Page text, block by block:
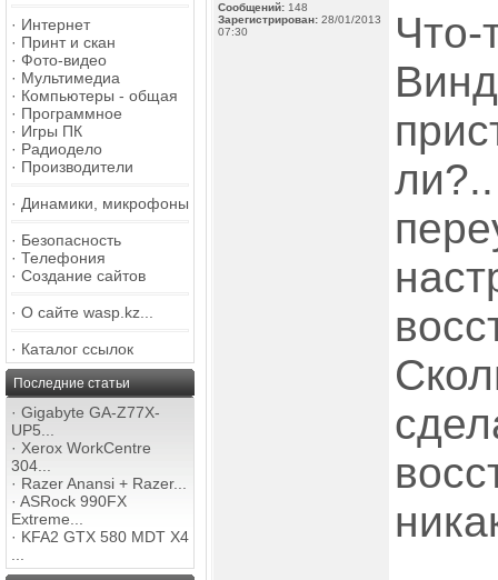
· Интернет
· Принт и скан
· Фото-видео
· Мультимедиа
· Компьютеры - общая
· Программное
· Игры ПК
· Радиодело
· Производители
· Динамики, микрофоны
· Безопасность
· Телефония
· Создание сайтов
· О сайте wasp.kz...
· Каталог ссылок
Последние статьи
· Gigabyte GA-Z77X-
UP5...
· Xerox WorkCentre
304...
· Razer Anansi + Razer...
· ASRock 990FX
Extreme...
· KFA2 GTX 580 MDT X4
Сообщений: 148
Зарегистрирован: 28/01/2013
07:30
Что-